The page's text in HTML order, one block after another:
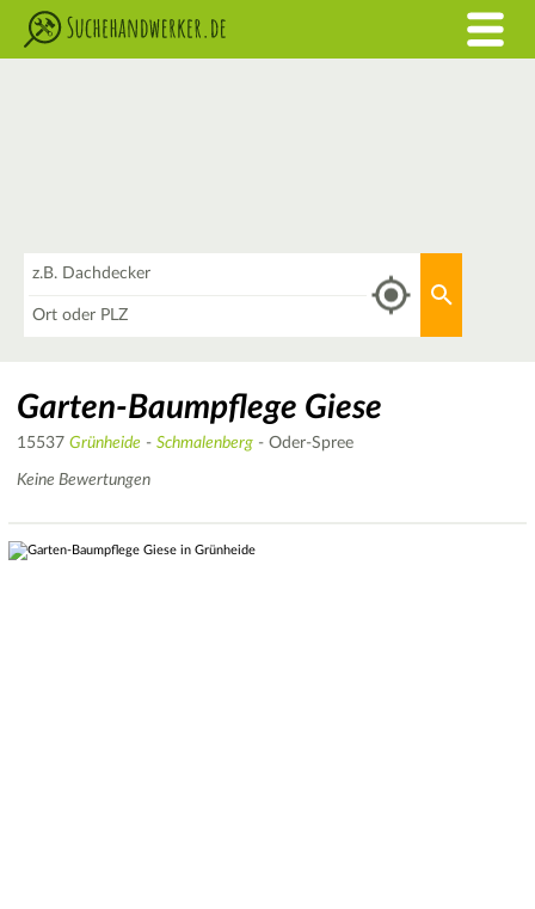
Garten-Baumpflege Giese
15537 Grünheide - Schmalenberg - Oder-Spree
Keine Bewertungen